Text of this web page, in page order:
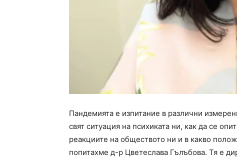
Пандемията е изпитание в различни
свят ситуация на психиката ни, как да се
реакциите на обществото ни и в какво
попитахме д-р Цветеслава Гълъбова. Тя е